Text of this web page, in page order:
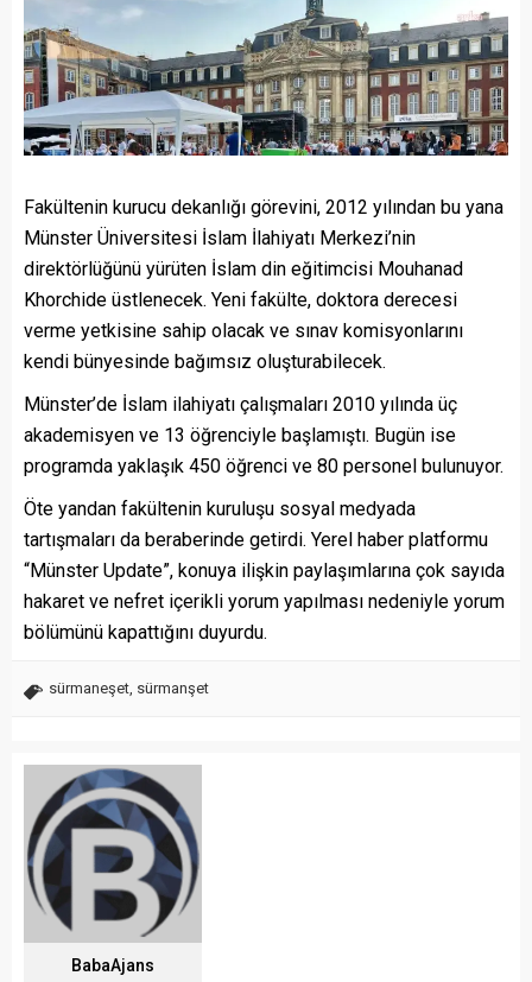
Fakültenin kurucu dekanlığı görevini, 2012 yılından bu yana
Münster Üniversitesi İslam İlahiyatı Merkezi’nin
direktörlüğünü yürüten İslam din eğitimcisi Mouhanad
Khorchide üstlenecek. Yeni fakülte, doktora derecesi
verme yetkisine sahip olacak ve sınav komisyonlarını
kendi bünyesinde bağımsız oluşturabilecek.
Münster’de İslam ilahiyatı çalışmaları 2010 yılında üç
akademisyen ve 13 öğrenciyle başlamıştı. Bugün ise
programda yaklaşık 450 öğrenci ve 80 personel bulunuyor.
Öte yandan fakültenin kuruluşu sosyal medyada
tartışmaları da beraberinde getirdi. Yerel haber platformu
“Münster Update”, konuya ilişkin paylaşımlarına çok sayıda
hakaret ve nefret içerikli yorum yapılması nedeniyle yorum
bölümünü kapattığını duyurdu.
sürmaneşet sürmanşet
BabaAjans